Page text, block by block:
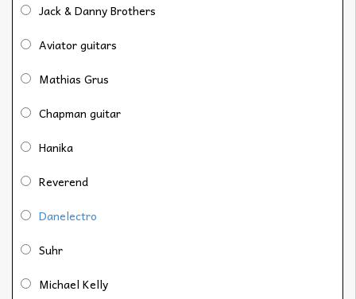
Jack & Danny Brothers
Aviator guitars
Mathias Grus
Chapman guitar
Hanika
Reverend
Danelectro
Suhr
Michael Kelly